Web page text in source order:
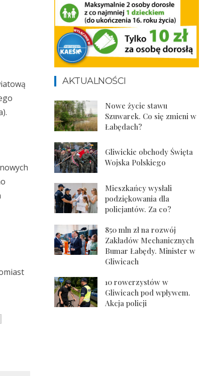
AKTUALNOŚCI
Nowe życie stawu
Szuwarek. Co się zmieni w
Łabędach?
Gliwickie obchody Święta
Wojska Polskiego
Mieszkańcy wysłali
podziękowania dla
policjantów. Za co?
850 mln zł na rozwój
Zakładów Mechanicznych
Bumar Łabędy. Minister w
Gliwicach
10 rowerzystów w
Gliwicach pod wpływem.
Akcja policji